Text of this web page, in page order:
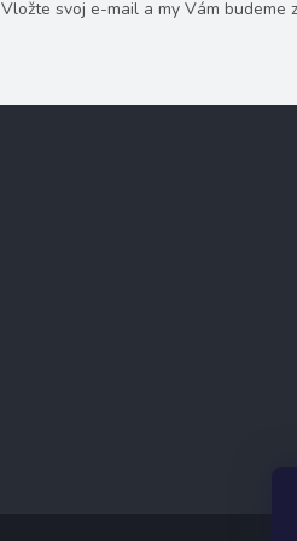
Vložte svoj e-mail a my Vám budeme